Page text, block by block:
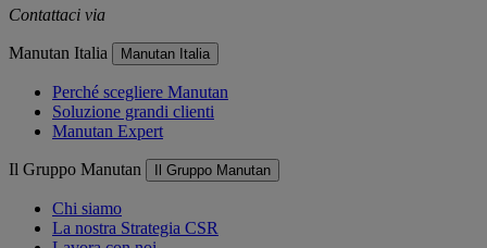
Contattaci via
Manutan Italia Manutan Italia
Perché scegliere Manutan
Soluzione grandi clienti
Manutan Expert
Il Gruppo Manutan Il Gruppo Manutan
Chi siamo
La nostra Strategia CSR